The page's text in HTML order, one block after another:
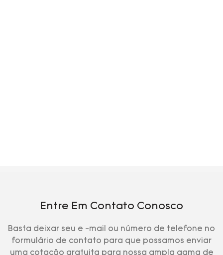
Entre Em Contato Conosco
Basta deixar seu e -mail ou número de telefone no
formulário de contato para que possamos enviar
uma cotação gratuita para nossa ampla gama de